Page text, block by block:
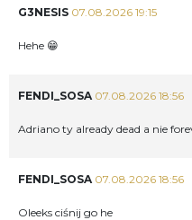
G3NESIS 07.08.2026 19:15
Hehe 😁
FENDI_SOSA 07.08.2026 18:56
Adriano ty already dead a nie
FENDI_SOSA 07.08.2026 18:56
Oleeks ciśnij go he